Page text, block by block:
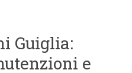
Guiglia:
e